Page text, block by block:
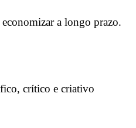
economizar a longo prazo.
crítico e criativo